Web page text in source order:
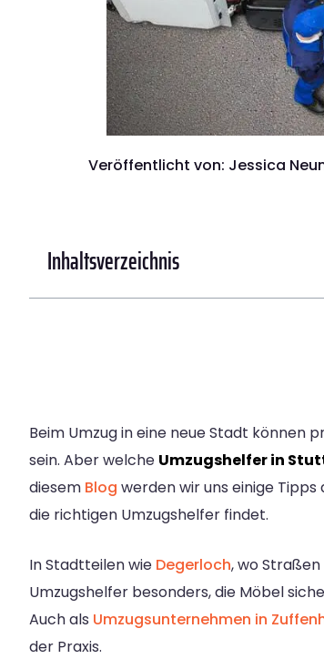
Veröffentlicht von: Jessica
Inhaltsverzeichnis
Beim Umzug in eine neue Stadt können
sein. Aber welche Umzugshelfer in
diesem Blog werden wir uns einige
die richtigen Umzugshelfer findet.
In Stadtteilen wie Degerloch, wo
Umzugshelfer besonders, die Möbel
Auch als Umzugsunternehmen in
der Praxis.